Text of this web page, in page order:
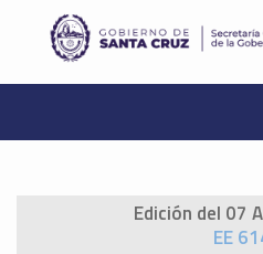
Edición del 07
EE